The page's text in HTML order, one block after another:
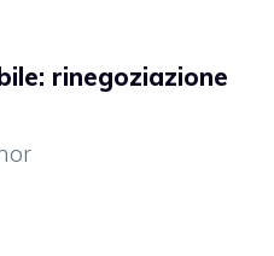
rinegoziazione